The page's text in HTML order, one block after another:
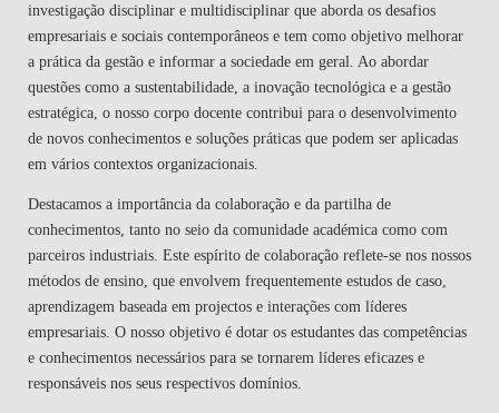
investigação disciplinar e multidisciplinar que aborda os desafios
empresariais e sociais contemporâneos e tem como objetivo melhorar
a prática da gestão e informar a sociedade em geral. Ao abordar
questões como a sustentabilidade, a inovação tecnológica e a gestão
estratégica, o nosso corpo docente contribui para o desenvolvimento
de novos conhecimentos e soluções práticas que podem ser aplicadas
em vários contextos organizacionais.
Destacamos a importância da colaboração e da partilha de
conhecimentos, tanto no seio da comunidade académica como com
parceiros industriais. Este espírito de colaboração reflete-se nos nossos
métodos de ensino, que envolvem frequentemente estudos de caso,
aprendizagem baseada em projectos e interações com líderes
empresariais. O nosso objetivo é dotar os estudantes das competências
e conhecimentos necessários para se tornarem líderes eficazes e
responsáveis nos seus respectivos domínios.